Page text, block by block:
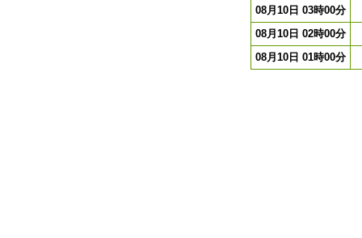
08月10日 03時00分
08月10日 02時00分
08月10日 01時00分